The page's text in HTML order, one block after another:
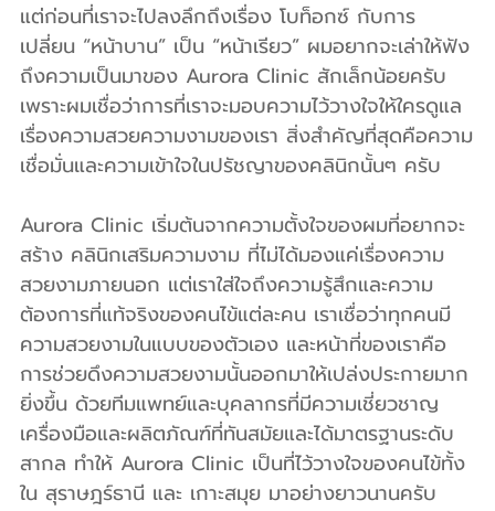
แต่ก่อนที่เราจะไปลงลึกถึงเรื่อง โบท็อกซ์ กับการ
เปลี่ยน “หน้าบาน” เป็น “หน้าเรียว” ผมอยากจะเล่าให้ฟัง
ถึงความเป็นมาของ Aurora Clinic สักเล็กน้อยครับ
เพราะผมเชื่อว่าการที่เราจะมอบความไว้วางใจให้ใครดูแล
เรื่องความสวยความงามของเรา สิ่งสำคัญที่สุดคือความ
เชื่อมั่นและความเข้าใจในปรัชญาของคลินิกนั้นๆ ครับ
Aurora Clinic เริ่มต้นจากความตั้งใจของผมที่อยากจะ
สร้าง คลินิกเสริมความงาม ที่ไม่ได้มองแค่เรื่องความ
สวยงามภายนอก แต่เราใส่ใจถึงความรู้สึกและความ
ต้องการที่แท้จริงของคนไข้แต่ละคน เราเชื่อว่าทุกคนมี
ความสวยงามในแบบของตัวเอง และหน้าที่ของเราคือ
การช่วยดึงความสวยงามนั้นออกมาให้เปล่งประกายมาก
ยิ่งขึ้น ด้วยทีมแพทย์และบุคลากรที่มีความเชี่ยวชาญ
เครื่องมือและผลิตภัณฑ์ที่ทันสมัยและได้มาตรฐานระดับ
สากล ทำให้ Aurora Clinic เป็นที่ไว้วางใจของคนไข้ทั้ง
ใน สุราษฎร์ธานี และ เกาะสมุย มาอย่างยาวนานครับ